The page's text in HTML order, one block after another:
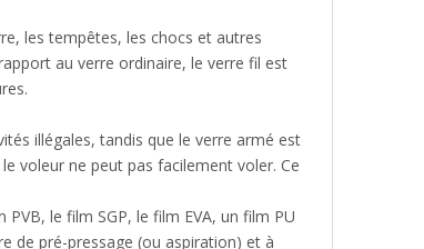
les tempêtes, les chocs et autres
au verre ordinaire, le verre fil est
illégales, tandis que le verre armé est
voleur ne peut pas facilement voler. Ce
le film SGP, le film EVA, un film PU
de pré-pressage (ou aspiration) et à